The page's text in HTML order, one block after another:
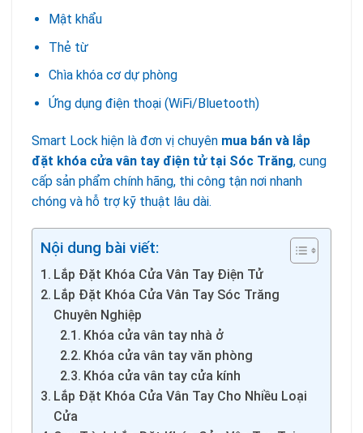
Mật khẩu
Thẻ từ
Chìa khóa cơ dự phòng
Ứng dụng điện thoại (WiFi/Bluetooth)
Smart Lock hiện là đơn vị chuyên mua bán và lắp
đặt khóa cửa vân tay điện tử tại Sóc Trăng, cung
cấp sản phẩm chính hãng, thi công tận nơi nhanh
chóng và hỗ trợ kỹ thuật lâu dài.
Nội dung bài viết:
Lắp Đặt Khóa Cửa Vân Tay Điện Tử
Lắp Đặt Khóa Cửa Vân Tay Sóc Trăng
Chuyên Nghiệp
Khóa cửa vân tay nhà ở
Khóa cửa vân tay văn phòng
Khóa cửa vân tay cửa kính
Lắp Đặt Khóa Cửa Vân Tay Cho Nhiều Loại
Cửa